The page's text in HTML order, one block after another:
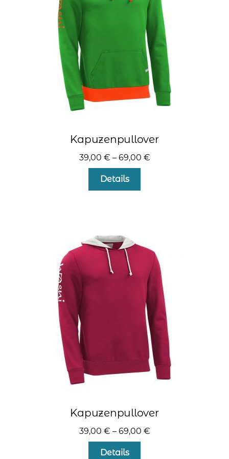
auf
der
Produktseite
gewählt
werden
Kapuzenpullover
39,00 € – 69,00 €
Details
Die
Optionen
können
auf
der
Produktseite
gewählt
werden
Kapuzenpullover
39,00 € – 69,00 €
Details